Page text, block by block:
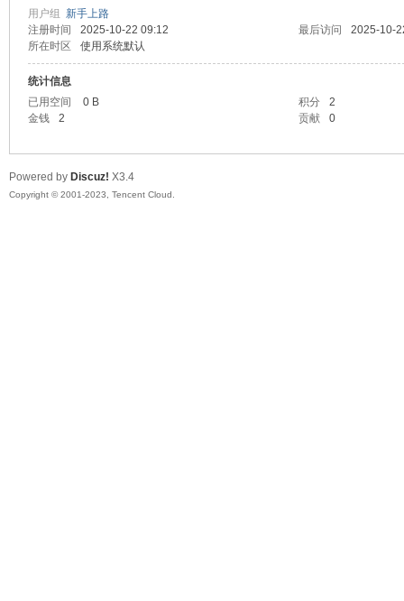
用户组 新手上路
注册时间
2025-10-22 09:12 最后访问
2025-10-
所在时区
使用系统默认
统计信息
已用空间
0 B 积分
2
金钱
2 贡献 0
Powered by Discuz! X3.4
Copyright © 2001-2023, Tencent Cloud.